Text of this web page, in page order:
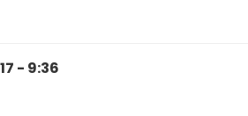
- 9:36